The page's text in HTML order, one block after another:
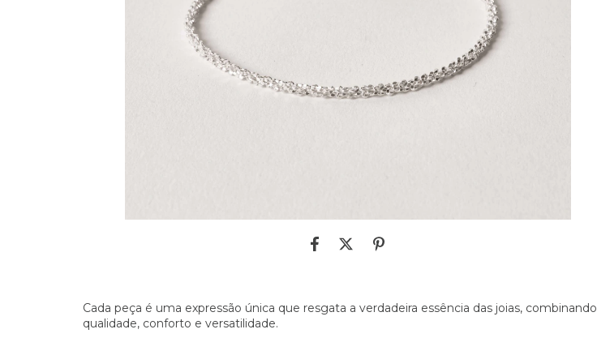
Cada peça é uma expressão única que resgata a verdadeira essência das joias, combinando
qualidade, conforto e versatilidade.